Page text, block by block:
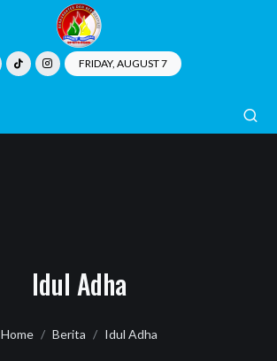
FRIDAY, AUGUST 7
Idul Adha
Home Berita Idul Adha